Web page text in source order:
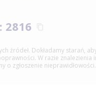
2816
źródeł. Dokładamy starań,
W razie znalezienia
o zgłoszenie nieprawidłowości.